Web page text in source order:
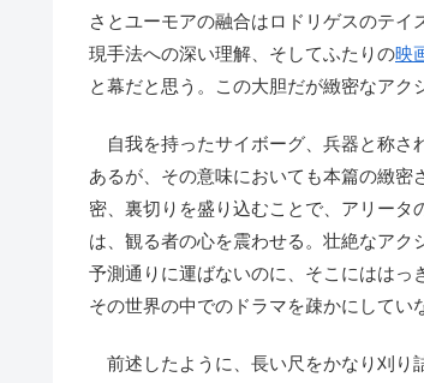
さとユーモアの融合はロドリゲスのテ
現手法への深い理解、そしてふたりの映
と幕だと思う。この大胆だが緻密なアク
自我を持ったサイボーグ、兵器と称さ
あるが、その意味においても本篇の緻
密、裏切りを盛り込むことで、アリー
は、観る者の心を震わせる。壮絶なア
予測通りに運ばないのに、そこにははっ
その世界の中でのドラマを疎かにしてい
前述したように、長い尺をかなり刈り